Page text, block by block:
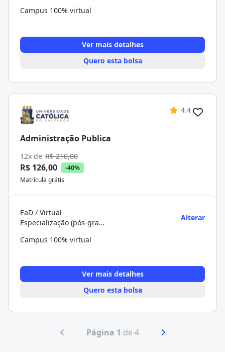
Campus 100% virtual
Ver mais detalhes
Quero esta bolsa
4.4
Administração Publica
12x de R$ 210,00
R$ 126,00
-40%
Matrícula grátis
EaD / Virtual
Especialização (pós-graduação)
Alterar
Campus 100% virtual
Ver mais detalhes
Quero esta bolsa
Página 1 de 4